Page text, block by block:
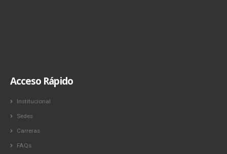
Acceso Rápido
Institucional
Sedes
Carreras
FAQs